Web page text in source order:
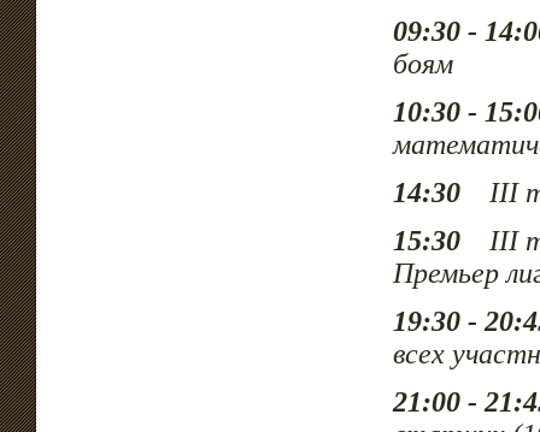
09:30 -
боям
10:30 -
14:30 III
15:30 III
Премьер
19:30 -
всех
21:00 -